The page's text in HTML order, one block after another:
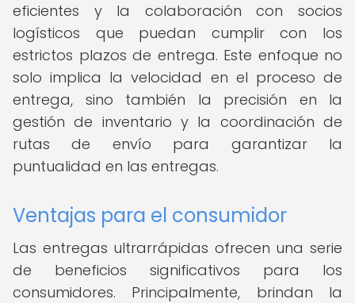
eficientes y la colaboración con socios
logísticos que puedan cumplir con los
estrictos plazos de entrega. Este enfoque no
solo implica la velocidad en el proceso de
entrega, sino también la precisión en la
gestión de inventario y la coordinación de
rutas de envío para garantizar la
puntualidad en las entregas.
Ventajas para el consumidor
Las entregas ultrarrápidas ofrecen una serie
de beneficios significativos para los
consumidores. Principalmente, brindan la